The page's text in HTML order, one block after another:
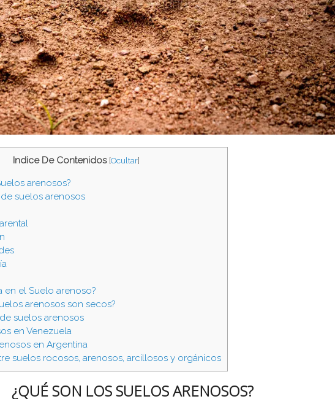
Indice De Contenidos [Ocultar]
arenosos?
suelos arenosos
en el Suelo arenoso?
arenosos son secos?
suelos arenosos
en Venezuela
en Argentina
suelos rocosos, arenosos, arcillosos y orgánicos
¿QUÉ SON LOS SUELOS ARENOSOS?